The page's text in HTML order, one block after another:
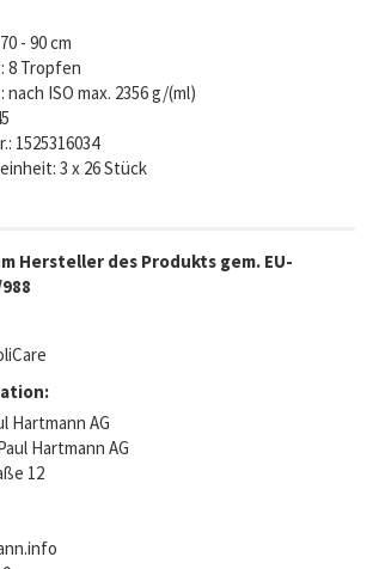
- 90 cm
8 Tropfen
ISO max. 2356 g/(ml)
1525316034
3 x 26 Stück
Hersteller des Produkts gem. EU-
Hartmann AG
Hartmann AG
12